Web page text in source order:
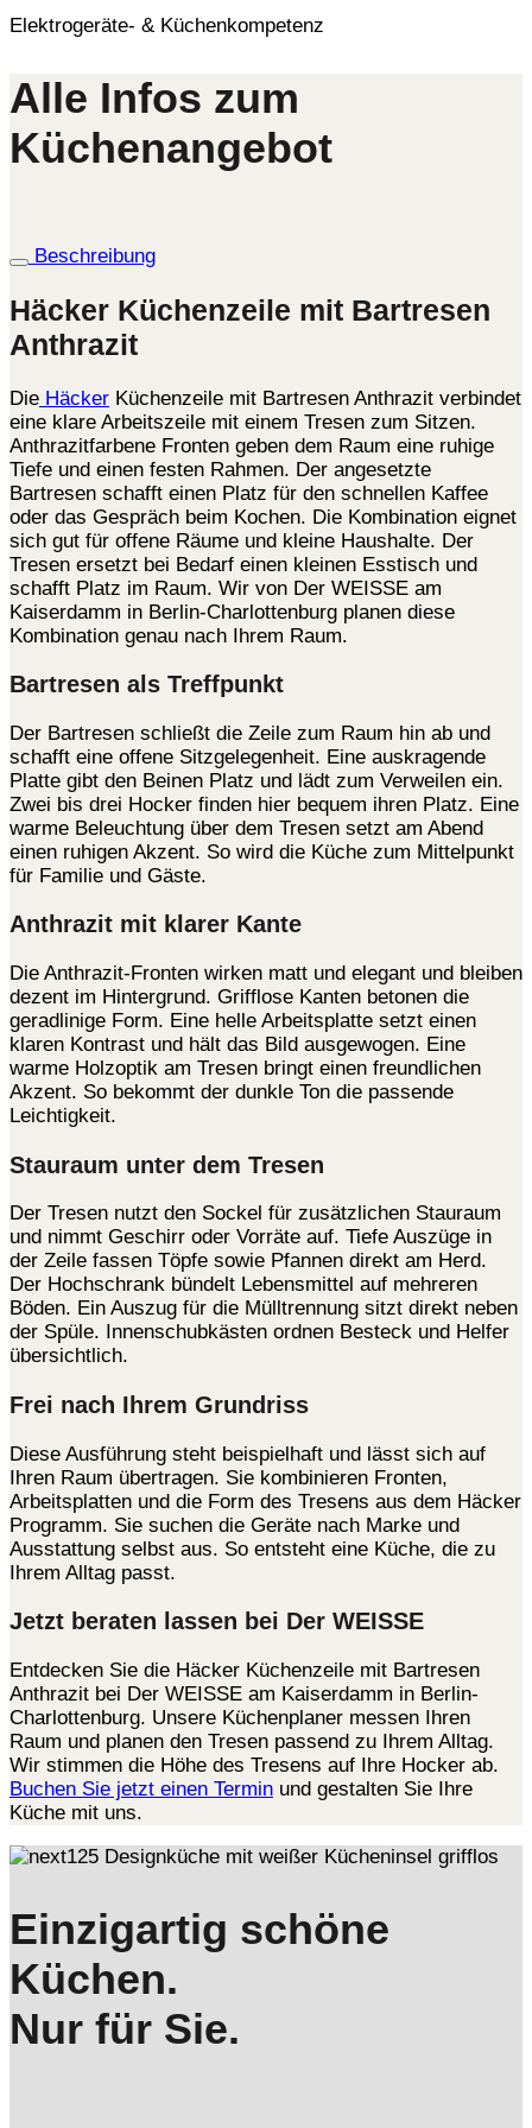
Elektrogeräte- & Küchenkompetenz
Alle Infos zum
Küchenangebot
Beschreibung
Häcker Küchenzeile mit Bartresen
Anthrazit
Die Häcker Küchenzeile mit Bartresen Anthrazit verbindet
eine klare Arbeitszeile mit einem Tresen zum Sitzen.
Anthrazitfarbene Fronten geben dem Raum eine ruhige
Tiefe und einen festen Rahmen. Der angesetzte
Bartresen schafft einen Platz für den schnellen Kaffee
oder das Gespräch beim Kochen. Die Kombination eignet
sich gut für offene Räume und kleine Haushalte. Der
Tresen ersetzt bei Bedarf einen kleinen Esstisch und
schafft Platz im Raum. Wir von Der WEISSE am
Kaiserdamm in Berlin-Charlottenburg planen diese
Kombination genau nach Ihrem Raum.
Bartresen als Treffpunkt
Der Bartresen schließt die Zeile zum Raum hin ab und
schafft eine offene Sitzgelegenheit. Eine auskragende
Platte gibt den Beinen Platz und lädt zum Verweilen ein.
Zwei bis drei Hocker finden hier bequem ihren Platz. Eine
warme Beleuchtung über dem Tresen setzt am Abend
einen ruhigen Akzent. So wird die Küche zum Mittelpunkt
für Familie und Gäste.
Anthrazit mit klarer Kante
Die Anthrazit-Fronten wirken matt und elegant und bleiben
dezent im Hintergrund. Grifflose Kanten betonen die
geradlinige Form. Eine helle Arbeitsplatte setzt einen
klaren Kontrast und hält das Bild ausgewogen. Eine
warme Holzoptik am Tresen bringt einen freundlichen
Akzent. So bekommt der dunkle Ton die passende
Leichtigkeit.
Stauraum unter dem Tresen
Der Tresen nutzt den Sockel für zusätzlichen Stauraum
und nimmt Geschirr oder Vorräte auf. Tiefe Auszüge in
der Zeile fassen Töpfe sowie Pfannen direkt am Herd.
Der Hochschrank bündelt Lebensmittel auf mehreren
Böden. Ein Auszug für die Mülltrennung sitzt direkt neben
der Spüle. Innenschubkästen ordnen Besteck und Helfer
übersichtlich.
Frei nach Ihrem Grundriss
Diese Ausführung steht beispielhaft und lässt sich auf
Ihren Raum übertragen. Sie kombinieren Fronten,
Arbeitsplatten und die Form des Tresens aus dem Häcker
Programm. Sie suchen die Geräte nach Marke und
Ausstattung selbst aus. So entsteht eine Küche, die zu
Ihrem Alltag passt.
Jetzt beraten lassen bei Der WEISSE
Entdecken Sie die Häcker Küchenzeile mit Bartresen
Anthrazit bei Der WEISSE am Kaiserdamm in Berlin-
Charlottenburg. Unsere Küchenplaner messen Ihren
Raum und planen den Tresen passend zu Ihrem Alltag.
Wir stimmen die Höhe des Tresens auf Ihre Hocker ab.
Buchen Sie jetzt einen Termin und gestalten Sie Ihre
Küche mit uns.
Einzigartig schöne
Küchen.
Nur für Sie.